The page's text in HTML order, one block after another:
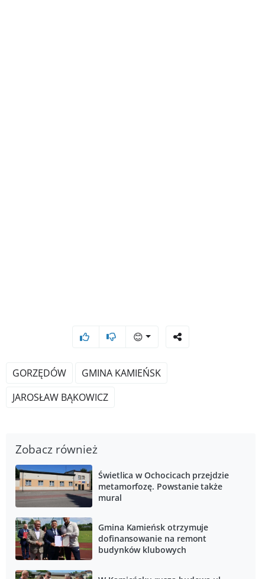
😊
GORZĘDÓW
GMINA KAMIEŃSK
JAROSŁAW BĄKOWICZ
Zobacz również
Świetlica w Ochocicach przejdzie
metamorfozę. Powstanie także
mural
Gmina Kamieńsk otrzymuje
dofinansowanie na remont
budynków klubowych